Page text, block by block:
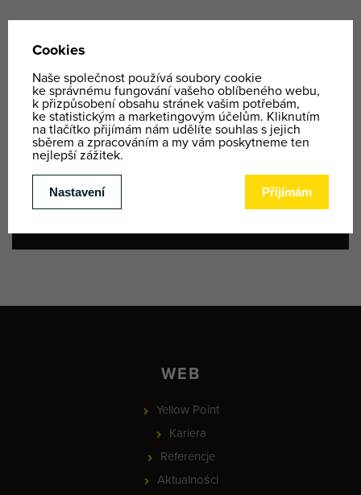
VÝLET NA ČTYŘKOLKÁCH | 8:30 - 17:00
Cca 60 km dlouhá trasa plná adrenalinu a divoké jízdy
čtyřkolkách.
WEB
Yellow Point
Kariera
Referencje
Aktualności